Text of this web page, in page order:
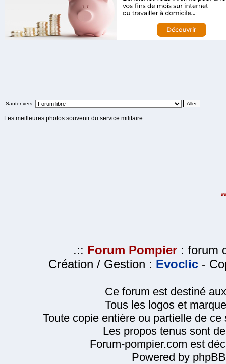
Sauter vers:
Les meilleures photos souvenir du service militaire
.:: Forum Pompier : forum
Création / Gestion : Evoclic -
Ce forum est destiné
Tous les logos et
Toute copie entière ou partielle de
Les propos tenus sont
Forum-pompier.com est
Powered by